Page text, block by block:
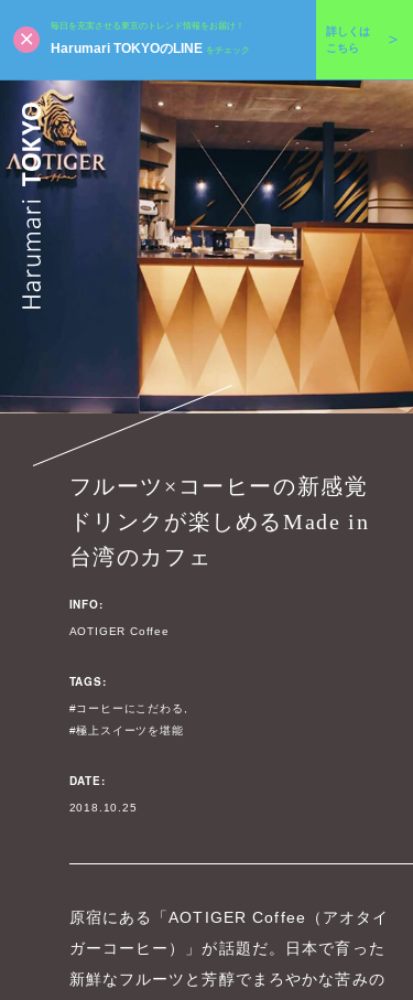
毎日を充実させる東京のトレンド情報をお届け！
Harumari TOKYOのLINE をチェック
詳しくは
こちら
フルーツ×コーヒーの新感覚
ドリンクが楽しめるMade in
台湾のカフェ
INFO:
AOTIGER Coffee
TAGS:
コーヒーにこだわる
極上スイーツを堪能
DATE:
2018.10.25
原宿にある「AOTIGER Coffee（アオタイ
ガーコーヒー）」が話題だ。日本で育った
新鮮なフルーツと芳醇でまろやかな苦みの